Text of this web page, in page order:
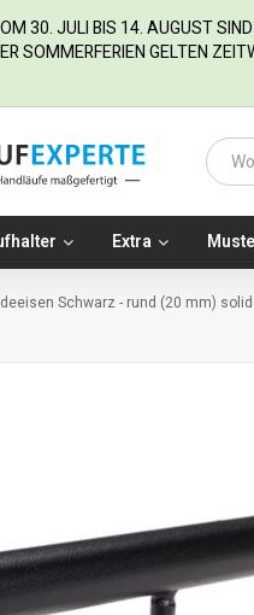
30. JULI BIS 14. AUGUST
SOMMERFERIEN GELTEN
Extra
Schwarz - rund (20 mm)